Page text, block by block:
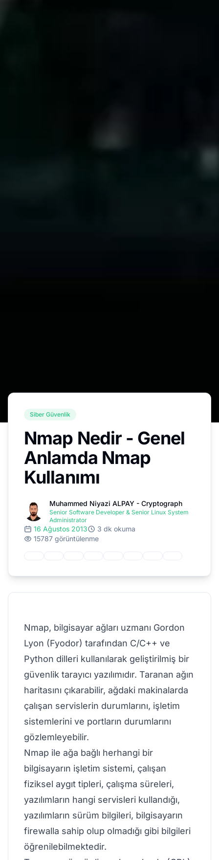
Siber Güvenlik
Nmap Nedir - Genel
Anlamda Nmap
Kullanımı
Muhammed Niyazi ALPAY - Cryptograph
Senior Software Developer & Senior Linux System
Administrator
16 Ağustos 2013
3 dk okuma
15787 görüntülenme
Nmap, bilgisayar ağları uzmanı Gordon
Lyon (Fyodor) tarafından C/C++ ve
Python dilleri kullanılarak geliştirilmiş bir
güvenlik tarayıcı yazılımıdır. Taranan ağın
haritasını çıkarabilir, ağdaki makinalarda
çalışan servislerin durumlarını, işletim
sistemlerini ve portların durumlarını
gözlemleyebilir.
Nmap ile ağa bağlı herhangi bir
bilgisayarın işletim sistemi, çalışan
fiziksel aygıt tipleri, çalışma süreleri,
yazılımların hangi servisleri kullandığı,
yazılımların sürüm bilgileri, bilgisayarın
firewalla sahip olup olmadığı gibi bilgileri
öğrenilebilmektedir.